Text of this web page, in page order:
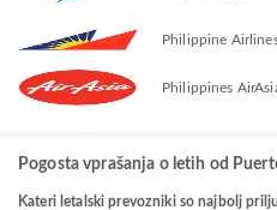
Philippine
Philippines
Pogosta vprašanja o letih od
Kateri letalski prevozniki so najbolj